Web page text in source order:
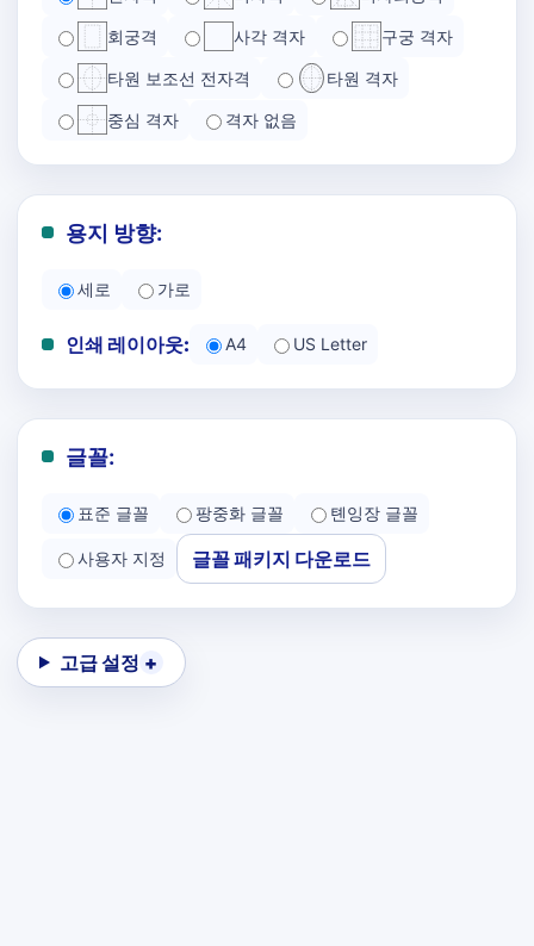
회궁격 사각 격자 구궁 격자
타원 보조선 전자격 타원 격자
중심 격자 격자 없음
용지 방향:
세로 가로
인쇄 레이아웃: A4 US Letter
글꼴:
표준 글꼴 팡중화 글꼴 톈잉장 글꼴
사용자 지정 글꼴 패키지 다운로드
고급 설정